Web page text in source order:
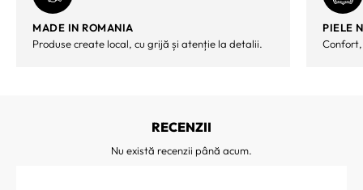
MADE IN ROMANIA
Produse create local, cu grijă și atenție la detalii.
PIELE
RECENZII
Nu există recenzii până acum.